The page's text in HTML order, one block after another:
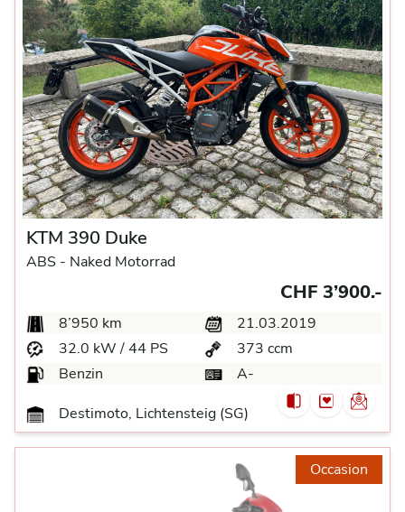
KTM 390 Duke
ABS - Naked Motorrad
CHF 3’900.-
8’950 km
21.03.2019
32.0 kW / 44 PS
373 ccm
Benzin
A-
Destimoto, Lichtensteig (SG)
Occasion